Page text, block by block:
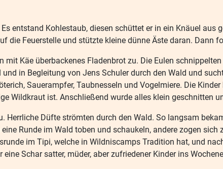
entstand Kohlestaub, diesen schüttet er in ein Knäuel aus
die Feuerstelle und stützte kleine dünne Äste daran. Dann
Käe überbackenes Fladenbrot zu. Die Eulen
in Begleitung von Jens Schuler durch den Wald und
Sauerampfer, Taubnesseln und Vogelmiere. Die
Wildkraut ist. Anschließend wurde alles klein geschnitten
Herrliche Düfte strömten durch den Wald. So langsam
Runde im Wald toben und schaukeln, andere zogen
im Tipi, welche in Wildniscamps Tradition hat, und
Schar satter, müder, aber zufriedener Kinder ins